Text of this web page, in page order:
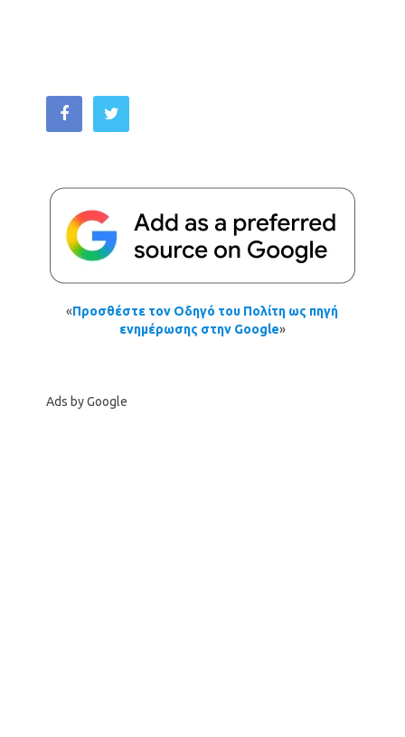
«Προσθέστε τον Οδηγό του Πολίτη ως πηγή
ενημέρωσης στην Google»
Ads by Google